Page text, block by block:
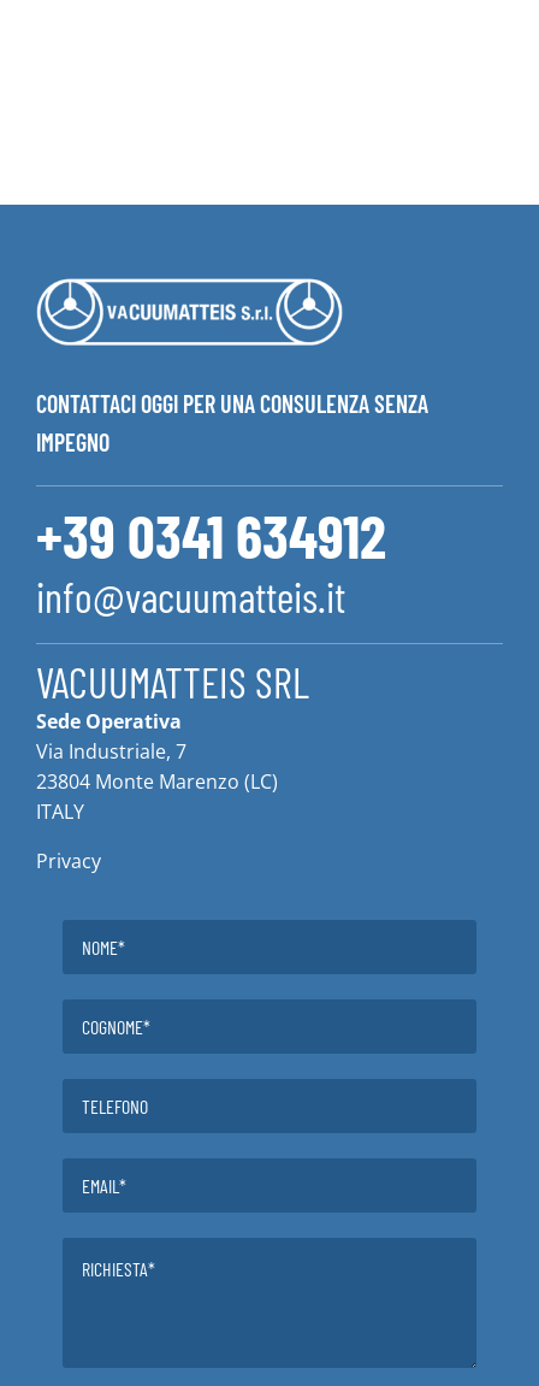
CONTATTACI OGGI PER UNA CONSULENZA SENZA
IMPEGNO
+39 0341 634912
info@vacuumatteis.it
VACUUMATTEIS SRL
Sede Operativa
Via Industriale, 7
23804 Monte Marenzo (LC)
ITALY
Privacy